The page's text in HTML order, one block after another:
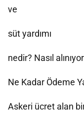
ve
süt yardımı
nedir? Nasıl
Ne Kadar Ödeme
Askeri ücret alan